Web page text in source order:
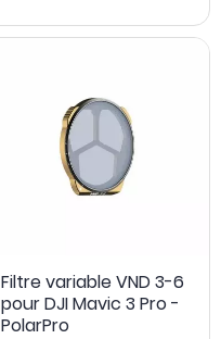
Filtre variable VND 3-6
pour DJI Mavic 3 Pro -
PolarPro